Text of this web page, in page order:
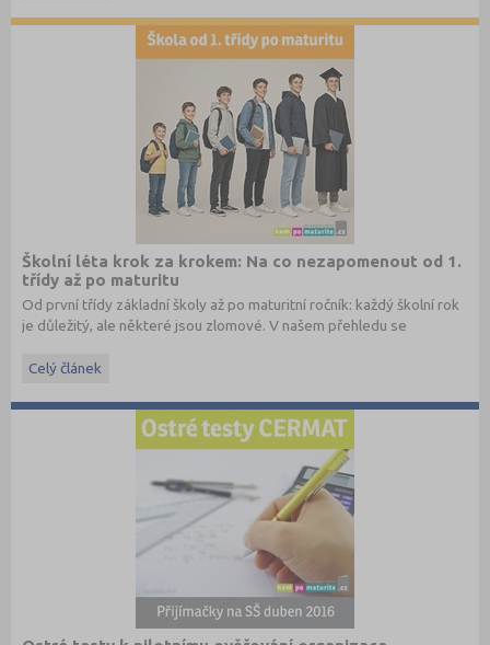
Školní léta krok za krokem: Na co nezapomenout od 1.
třídy až po maturitu
Od první třídy základní školy až po maturitní ročník: každý školní rok
je důležitý, ale některé jsou zlomové. V našem přehledu se
Celý článek